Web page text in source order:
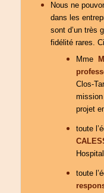
Nous ne
dans les
sont d’un très
fidélité rares.
Mme
Clos-
projet
toute
toute